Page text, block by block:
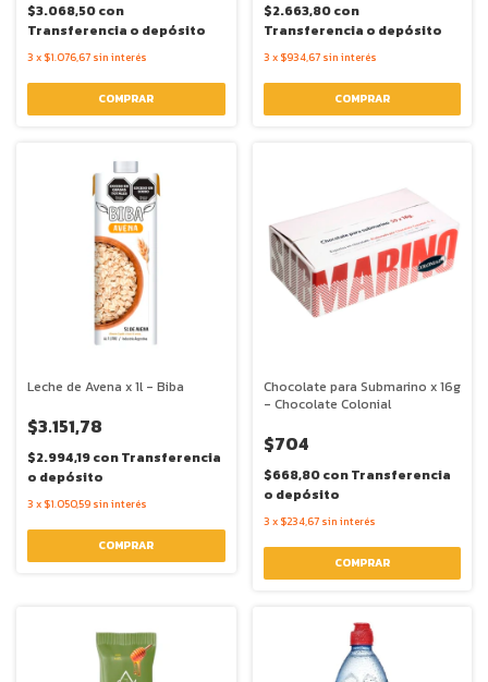
$3.068,50con
Transferencia o depósito
3 x $1.076,67 sin interés
$2.663,80con
Transferencia o depósito
3 x $934,67 sin interés
Leche de Avena x 1l - Biba
$3.151,78
$2.994,19conTransferencia
o depósito
3 x $1.050,59 sin interés
Chocolate para Submarino x 16g
- Chocolate Colonial
$704
$668,80conTransferencia
o depósito
3 x $234,67 sin interés